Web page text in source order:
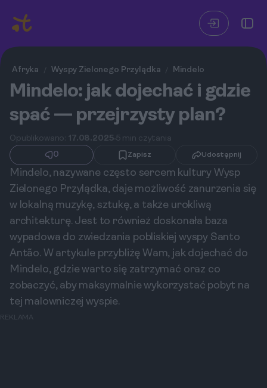
Afryka / Wyspy Zielonego Przylądka / Mindelo
Mindelo: jak dojechać i gdzie
spać — przejrzysty plan?
Opublikowano: 17.08.2025 5 min czytania
0
Zapisz Udostępnij
Mindelo, nazywane często sercem kultury Wysp
Zielonego Przylądka, daje możliwość zanurzenia się
w lokalną muzykę, sztukę, a także urokliwą
architekturę. Jest to również doskonała baza
wypadowa do zwiedzania pobliskiej wyspy Santo
Antão. W artykule przybliżę Wam, jak dojechać do
Mindelo, gdzie warto się zatrzymać oraz co
zobaczyć, aby maksymalnie wykorzystać pobyt na
tej malowniczej wyspie.
REKLAMA